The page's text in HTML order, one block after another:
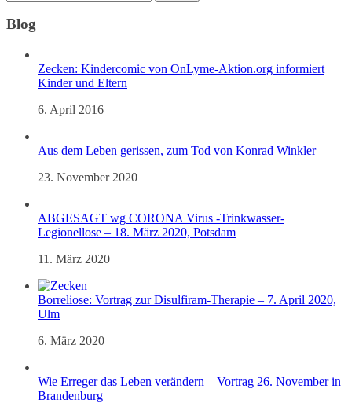
Blog
Zecken: Kindercomic von OnLyme-Aktion.org informiert
Kinder und Eltern
6. April 2016
Aus dem Leben gerissen, zum Tod von Konrad Winkler
23. November 2020
ABGESAGT wg CORONA Virus -Trinkwasser-
Legionellose – 18. März 2020, Potsdam
11. März 2020
Borreliose: Vortrag zur Disulfiram-Therapie – 7. April 2020,
Ulm
6. März 2020
Wie Erreger das Leben verändern – Vortrag 26. November in
Brandenburg